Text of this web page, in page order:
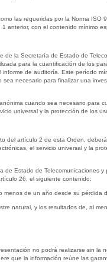
las requeridas por la Norma ISO
anterior, con el contenido mínimo
la Secretaría de Estado de
para la cuantificación de los
de auditoría. Este período
necesario para finalizar una
cuando sea necesario para
universal y la protección de los
del artículo 2 de esta Orden,
el servicio universal y la
Estado de Telecomunicaciones
26, el siguiente contenido:
de un año desde su pérdida
natural, y los resultados de, al
no podrá realizarse sin la
que la información reúne las